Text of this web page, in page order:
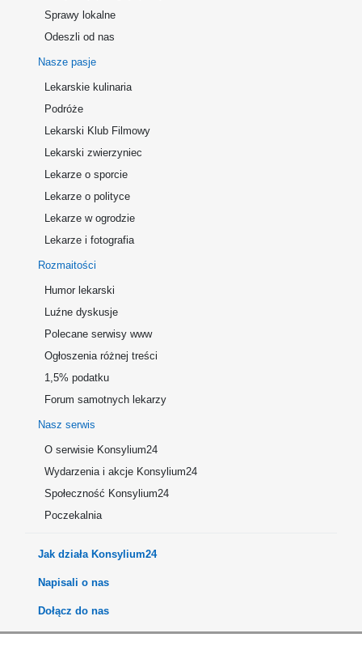
Sprawy lokalne
Odeszli od nas
Nasze pasje
Lekarskie kulinaria
Podróże
Lekarski Klub Filmowy
Lekarski zwierzyniec
Lekarze o sporcie
Lekarze o polityce
Lekarze w ogrodzie
Lekarze i fotografia
Rozmaitości
Humor lekarski
Luźne dyskusje
Polecane serwisy www
Ogłoszenia różnej treści
1,5% podatku
Forum samotnych lekarzy
Nasz serwis
O serwisie Konsylium24
Wydarzenia i akcje Konsylium24
Społeczność Konsylium24
Poczekalnia
Jak działa Konsylium24
Napisali o nas
Dołącz do nas